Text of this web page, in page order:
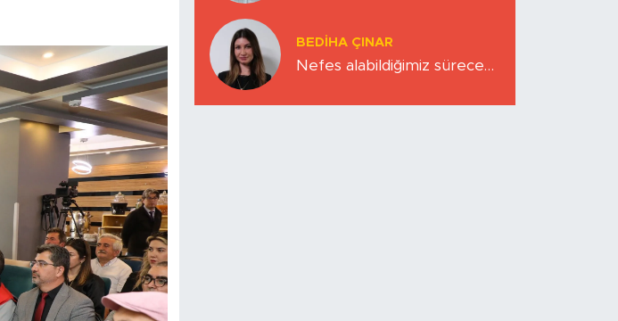
BEDIHA ÇINAR
Nefes alabildiğimiz sürece…